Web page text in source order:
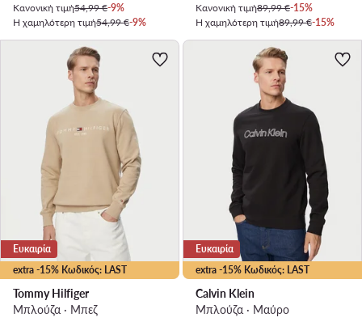
Κανονική τιμή54,99 €-9%
Η χαμηλότερη τιμή54,99 €-9%
Κανονική τιμή89,99 €-15%
Η χαμηλότερη τιμή89,99 €-15%
extra -15% Κωδικός: LAST
Ευκαιρία
Tommy Hilfiger
Μπλούζα · Μπεζ
extra -15% Κωδικός: LAST
Ευκαιρία
Calvin Klein
Μπλούζα · Μαύρο